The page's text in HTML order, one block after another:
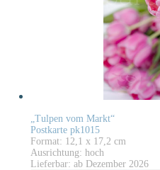
„Tulpen vom Markt“
Postkarte pk1015
Format: 12,1 x 17,2 cm
Ausrichtung: hoch
Lieferbar: ab Dezember 2026